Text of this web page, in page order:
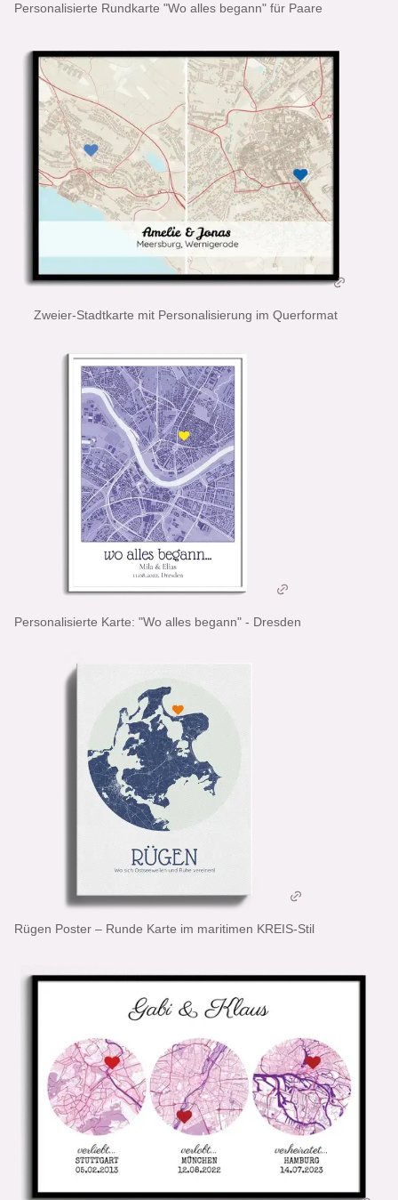
Personalisierte Rundkarte "Wo alles begann" für Paare
Zweier-Stadtkarte mit Personalisierung im Querformat
Personalisierte Karte: "Wo alles begann" - Dresden
Rügen Poster – Runde Karte im maritimen KREIS-Stil